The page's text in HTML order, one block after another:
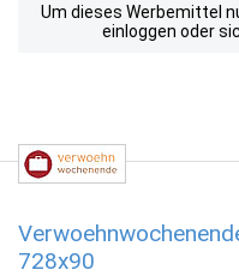
Um dieses Werbemittel
einloggen oder
728x90